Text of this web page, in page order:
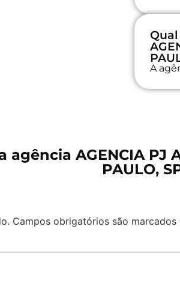
A
AGENCIA PJ
PAULO,
Campos obrigatórios são marcados